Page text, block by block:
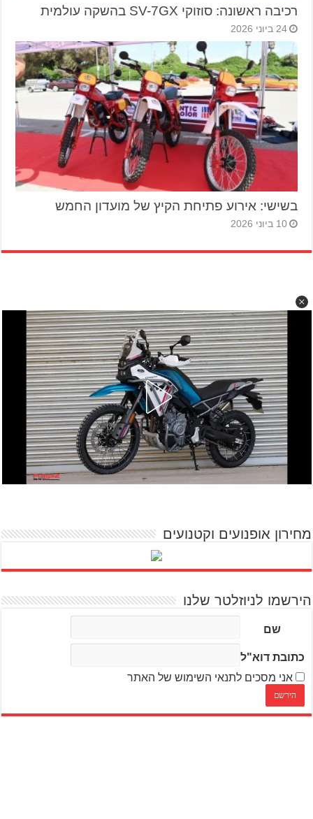
רכיבה ראשונה: סוזוקי SV-7GX בהשקה עולמית
24 ביוני 2026
בשישי: אירוע פתיחת הקיץ של מועדון החמש
10 ביוני 2026
מחירון אופנועים וקטנועים
הירשמו לניוזלטר שלנו
שם
כתובת דוא"ל
אני מסכים לתנאי השימוש של האתר